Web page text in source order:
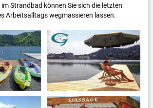
Strandbad können Sie sich die letzten
Arbeitsalltags wegmassieren lassen.